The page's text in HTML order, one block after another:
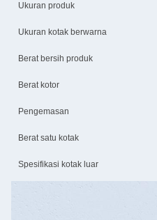
Ukuran produk
Ukuran kotak berwarna
Berat bersih produk
Berat kotor
Pengemasan
Berat satu kotak
Spesifikasi kotak luar